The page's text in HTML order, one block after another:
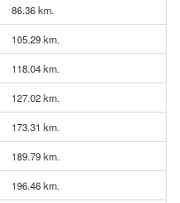
86.36 km.
105.29 km.
118.04 km.
127.02 km.
173.31 km.
189.79 km.
196.46 km.